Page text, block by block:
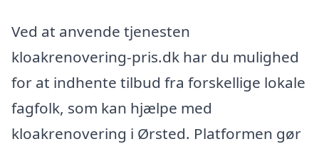
Ved at anvende tjenesten
kloakrenovering-pris.dk har du mulighed
for at indhente tilbud fra forskellige lokale
fagfolk, som kan hjælpe med
kloakrenovering i Ørsted. Platformen gør